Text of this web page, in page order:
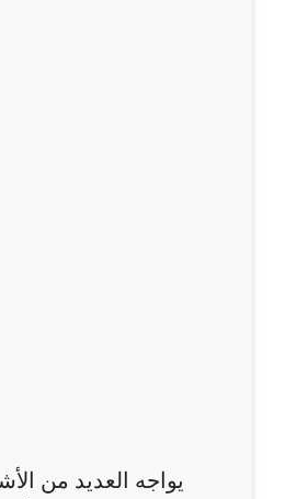
يواجه العديد من